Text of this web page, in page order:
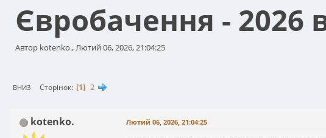
Євробачення - 2026 в
Автор kotenko., Лютий 06, 2026, 21:04:25
ВНИЗ Сторінок 1 2
kotenko. Лютий 06, 2026, 21:04:25